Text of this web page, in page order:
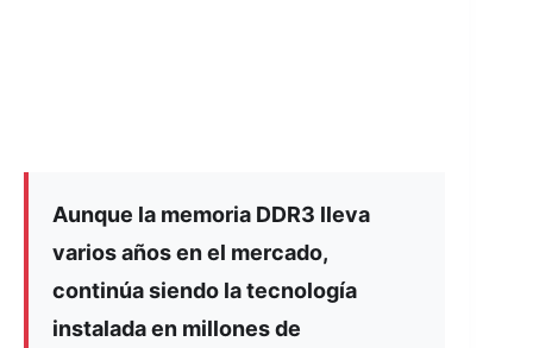
Aunque la memoria DDR3 lleva
varios años en el mercado,
continúa siendo la tecnología
instalada en millones de